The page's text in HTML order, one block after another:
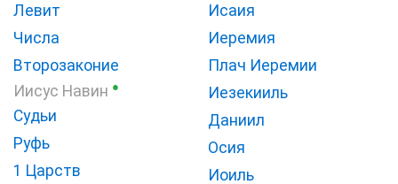
Левит
Числа
Второзаконие
Иисус Навин ●
Судьи
Руфь
1 Царств
Исаия
Иеремия
Плач Иеремии
Иезекииль
Даниил
Осия
Иоиль